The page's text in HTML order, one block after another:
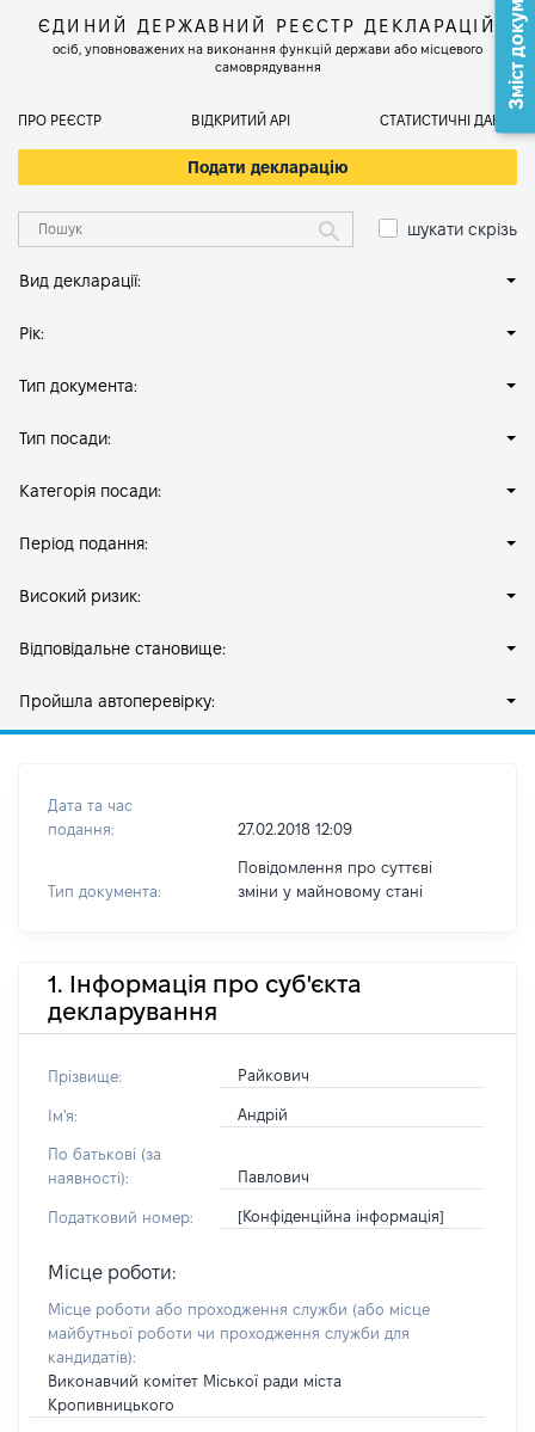
ЄДИНИЙ ДЕРЖАВНИЙ РЕЄСТР ДЕКЛАРАЦІЙ
осіб, уповноважених на виконання функцій держави або місцевого
самоврядування
ПРО РЕЄСТР ВІДКРИТИЙ АРІ СТАТИСТИЧНІ ДАНІ
Подати декларацію
шукати скрізь
Вид декларації:
Рік:
Тип документа:
Тип посади:
Категорія посади:
Період подання:
Високий ризик:
Відповідальне становище:
Пройшла автоперевірку:
Дата та час
подання:
27.02.2018 12:09
Тип документа:
Повідомлення про суттєві
зміни y майновому стані
1. Інформація про суб'єкта
декларування
Прізвище: Райкович
Ім'я: Андрій
По батькові (за
наявності):
Павлович
Податковий номер: [Конфіденційна інформація]
Місце роботи:
Місце роботи або проходження служби (або місце
майбутньої роботи чи проходження служби для
кандидатів):
Виконавчий комітет Міської ради міста
Кропивницького
Зміст документа